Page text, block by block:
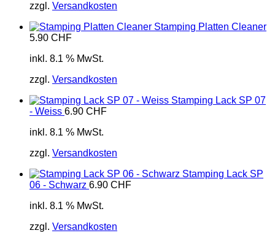
zzgl. Versandkosten
Stamping Platten Cleaner
5.90 CHF
inkl. 8.1 % MwSt.
zzgl. Versandkosten
Stamping Lack SP 07
- Weiss 6.90 CHF
inkl. 8.1 % MwSt.
zzgl. Versandkosten
Stamping Lack SP
06 - Schwarz 6.90 CHF
inkl. 8.1 % MwSt.
zzgl. Versandkosten